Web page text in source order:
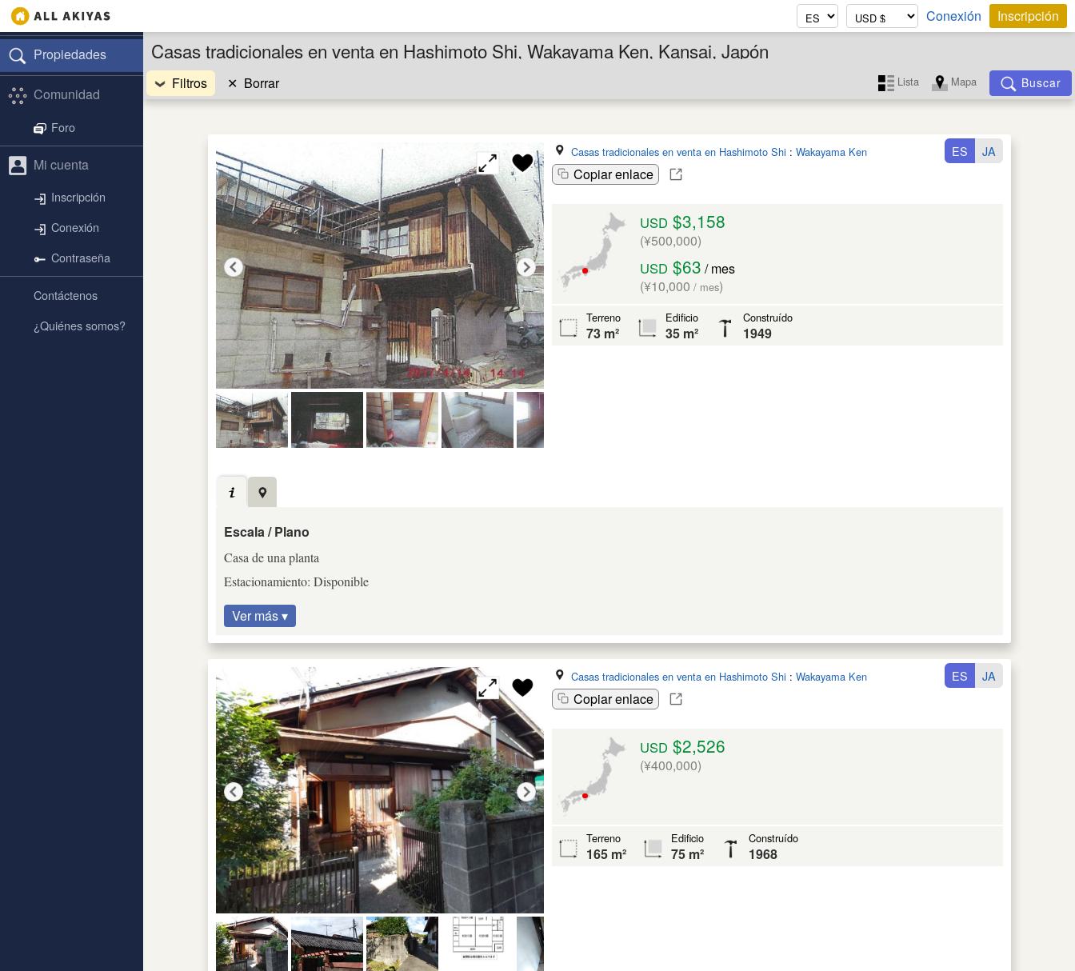
Conexión Inscripción
Propiedades
Comunidad
Foro
Mi cuenta
Inscripción
Conexión
Contraseña
Contáctenos
¿Quiénes somos?
Casas tradicionales en venta en Hashimoto Shi, Wakayama Ken, Kansai, Japón
Filtros ✕ Borrar Lista Mapa Buscar
Casas tradicionales en venta en Hashimoto Shi : Wakayama Ken
Copiar enlace
ES JA
USD $3,158
(¥500,000)
USD $63 / mes
(¥10,000 / mes)
Terreno
73 m²
Edificio
35 m²
Construído
1949
Escala / Plano
Casa de una planta
Estacionamiento: Disponible
Ver más ▾
Casas tradicionales en venta en Hashimoto Shi : Wakayama Ken
Copiar enlace
ES JA
USD $2,526
(¥400,000)
Terreno
165 m²
Edificio
75 m²
Construído
1968